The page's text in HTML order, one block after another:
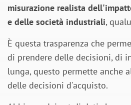
misurazione realista
e delle società industriali,
È questa trasparenza che
di prendere delle decisioni, di
lunga, questo permette anche
delle decisioni d'acquisto.